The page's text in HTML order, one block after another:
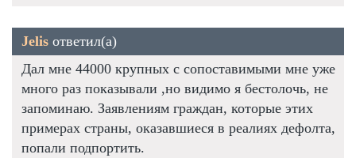
Jelis ответил(а)
Дал мне 44000 крупных с сопоставимыми мне уже
много раз показывали ,но видимо я бестолочь, не
запоминаю. Заявлениям граждан, которые этих
примерах страны, оказавшиеся в реалиях дефолта,
попали подпортить.